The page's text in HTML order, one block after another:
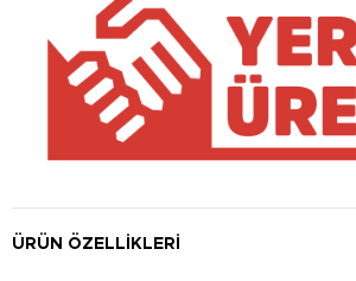
ÜRÜN ÖZELLIKLERI